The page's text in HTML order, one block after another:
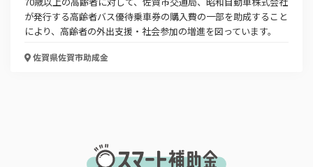
が発行する高齢者バス優待乗車券の購入費の一部を助成すること
により、高齢者の外出支援・社会参加の増進を図っています。
佐賀県佐賀市助成金